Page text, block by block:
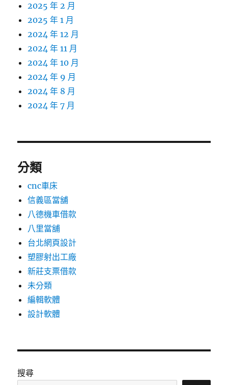
2025 年 2 月
2025 年 1 月
2024 年 12 月
2024 年 11 月
2024 年 10 月
2024 年 9 月
2024 年 8 月
2024 年 7 月
分類
cnc車床
信義區當舖
八德機車借款
八里當舖
台北網頁設計
塑膠射出工廠
新莊支票借款
未分類
編輯軟體
設計軟體
搜尋